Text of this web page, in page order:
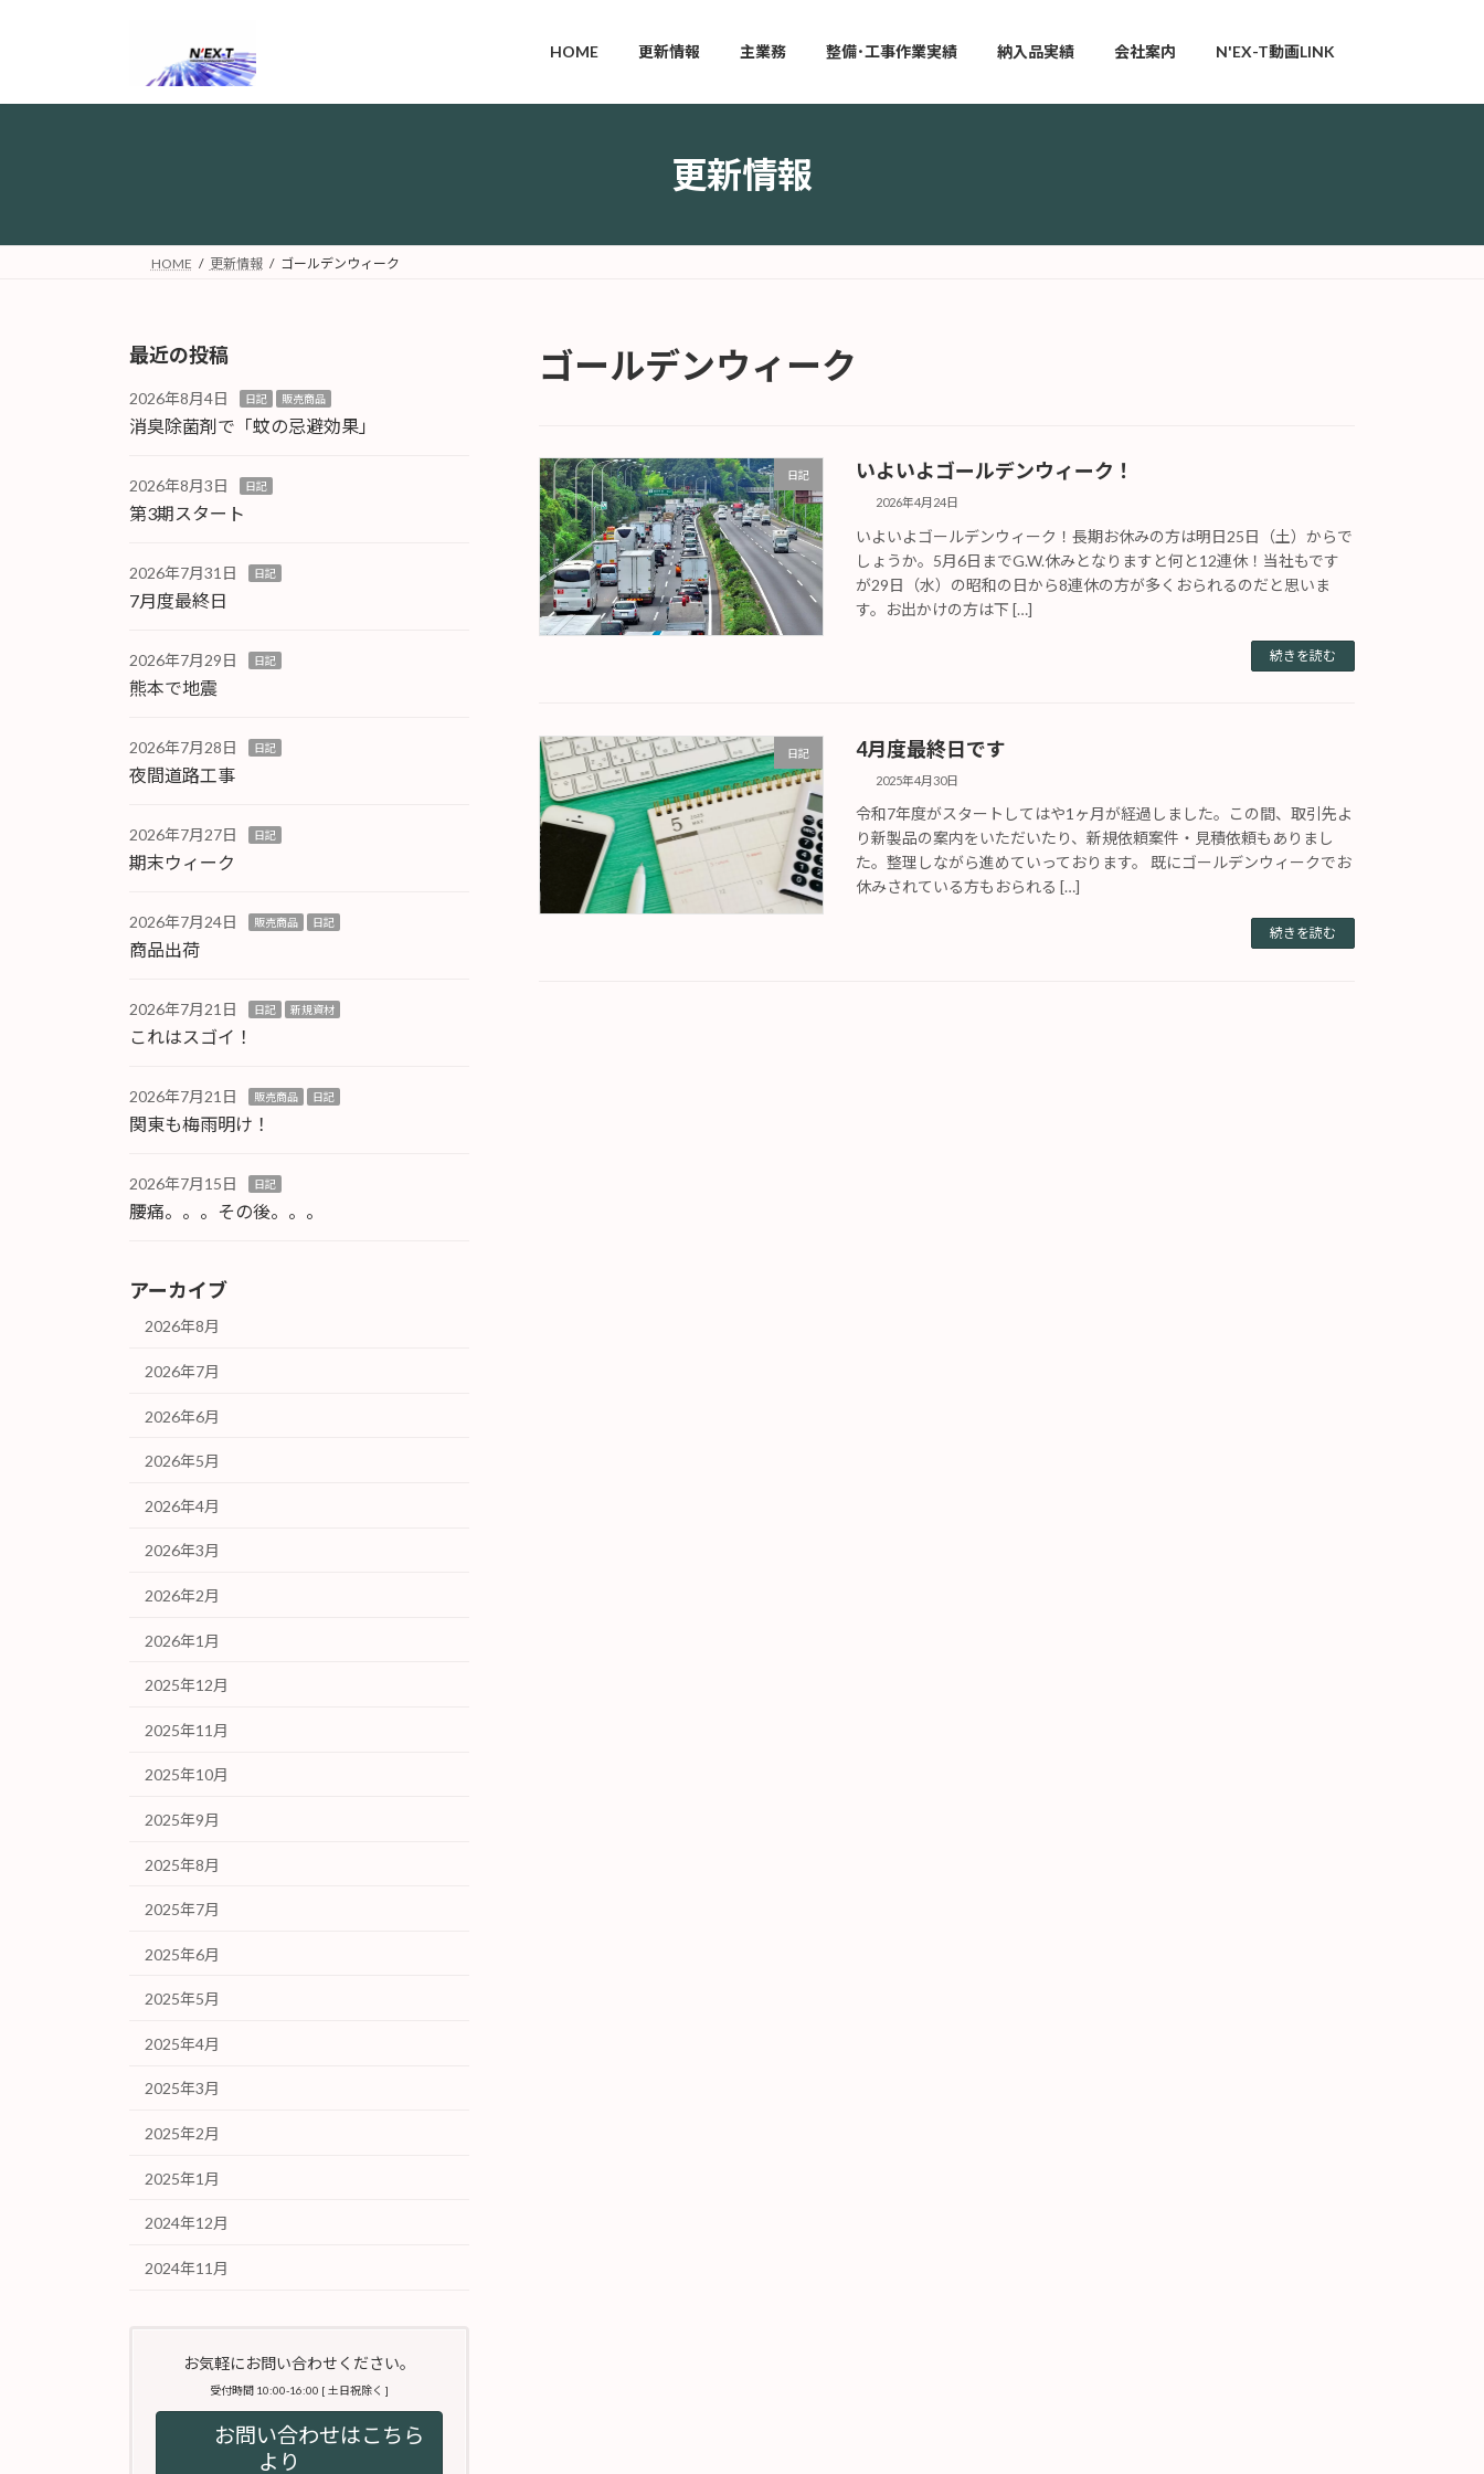
プ
動
HOME 更新情報 主業務 整備･工事作業実績 納入品実績 会社案内 N'EX-T動画LINK
更新情報
HOME 更新情報 ゴールデンウィーク
ゴールデンウィーク
日記 いよいよゴールデンウィーク！
2026年4月24日
いよいよゴールデンウィーク！長期お休みの方は明日25日（土）からで
しょうか。5月6日までG.W.休みとなりますと何と12連休！当社もです
が29日（水）の昭和の日から8連休の方が多くおられるのだと思いま
す。お出かけの方は下 […]
続きを読む
日記 4月度最終日です
2025年4月30日
令和7年度がスタートしてはや1ヶ月が経過しました。この間、取引先よ
り新製品の案内をいただいたり、新規依頼案件・見積依頼もありまし
た。整理しながら進めていっております。 既にゴールデンウィークでお
休みされている方もおられる […]
続きを読む
最近の投稿
2026年8月4日 日記 販売商品
消臭除菌剤で「蚊の忌避効果」
2026年8月3日 日記
第3期スタート
2026年7月31日 日記
7月度最終日
2026年7月29日 日記
熊本で地震
2026年7月28日 日記
夜間道路工事
2026年7月27日 日記
期末ウィーク
2026年7月24日 販売商品 日記
商品出荷
2026年7月21日 日記 新規資材
これはスゴイ！
2026年7月21日 販売商品 日記
関東も梅雨明け！
2026年7月15日 日記
腰痛。。。その後。。。
アーカイブ
2026年8月
2026年7月
2026年6月
2026年5月
2026年4月
2026年3月
2026年2月
2026年1月
2025年12月
2025年11月
2025年10月
2025年9月
2025年8月
2025年7月
2025年6月
2025年5月
2025年4月
2025年3月
2025年2月
2025年1月
2024年12月
2024年11月
お気軽にお問い合わせください。
受付時間 10:00-16:00 [ 土日祝除く ]
お問い合わせはこちら
より